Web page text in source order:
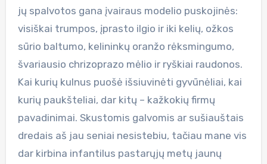
jų spalvotos gana įvairaus modelio puskojinės:
visiškai trumpos, įprasto ilgio ir iki kelių, ožkos
sūrio baltumo, kelininkų oranžo rėksmingumo,
švariausio chrizoprazo mėlio ir ryškiai raudonos.
Kai kurių kulnus puošė išsiuvinėti gyvūnėliai, kai
kurių paukšteliai, dar kitų – kažkokių firmų
pavadinimai. Skustomis galvomis ar sušiauštais
dredais aš jau seniai nesistebiu, tačiau mane vis
dar kirbina infantilus pastarųjų metų jaunų